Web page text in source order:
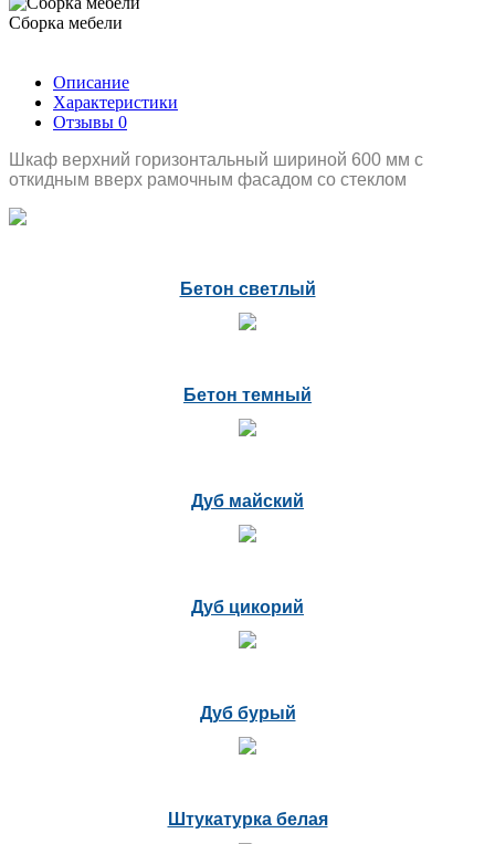
Сборка мебели
Описание
Характеристики
Отзывы 0
Шкаф верхний горизонтальный шириной 600 мм с
откидным вверх рамочным фасадом со стеклом
Бетон светлый
Бетон темный
Дуб майский
Дуб цикорий
Дуб бурый
Штукатурка белая